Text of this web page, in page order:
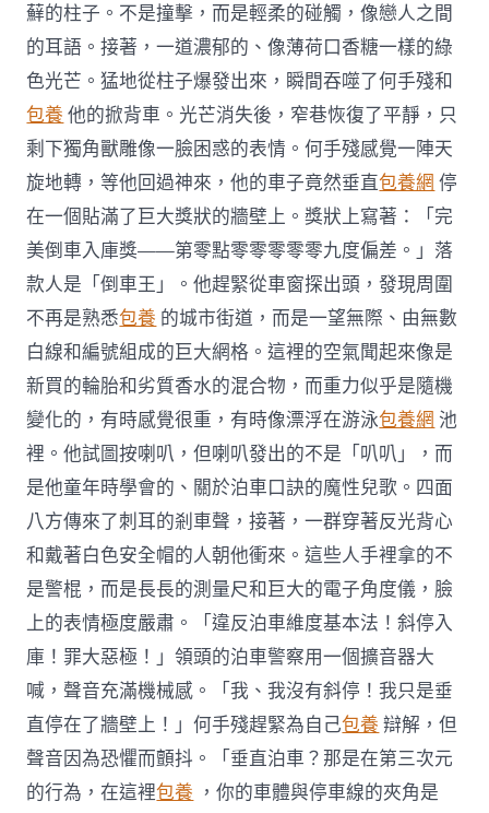
蘚的柱子。不是撞擊，而是輕柔的碰觸，像戀人之間
的耳語。接著，一道濃郁的、像薄荷口香糖一樣的綠
色光芒。猛地從柱子爆發出來，瞬間吞噬了何手殘和
包養 他的掀背車。光芒消失後，窄巷恢復了平靜，只
剩下獨角獸雕像一臉困惑的表情。何手殘感覺一陣天
旋地轉，等他回過神來，他的車子竟然垂直包養網 停
在一個貼滿了巨大獎狀的牆壁上。獎狀上寫著：「完
美倒車入庫獎——第零點零零零零零九度偏差。」落
款人是「倒車王」。他趕緊從車窗探出頭，發現周圍
不再是熟悉包養 的城市街道，而是一望無際、由無數
白線和編號組成的巨大網格。這裡的空氣聞起來像是
新買的輪胎和劣質香水的混合物，而重力似乎是隨機
變化的，有時感覺很重，有時像漂浮在游泳包養網 池
裡。他試圖按喇叭，但喇叭發出的不是「叭叭」，而
是他童年時學會的、關於泊車口訣的魔性兒歌。四面
八方傳來了刺耳的剎車聲，接著，一群穿著反光背心
和戴著白色安全帽的人朝他衝來。這些人手裡拿的不
是警棍，而是長長的測量尺和巨大的電子角度儀，臉
上的表情極度嚴肅。「違反泊車維度基本法！斜停入
庫！罪大惡極！」領頭的泊車警察用一個擴音器大
喊，聲音充滿機械感。「我、我沒有斜停！我只是垂
直停在了牆壁上！」何手殘趕緊為自己包養 辯解，但
聲音因為恐懼而顫抖。「垂直泊車？那是在第三次元
的行為，在這裡包養 ，你的車體與停車線的夾角是